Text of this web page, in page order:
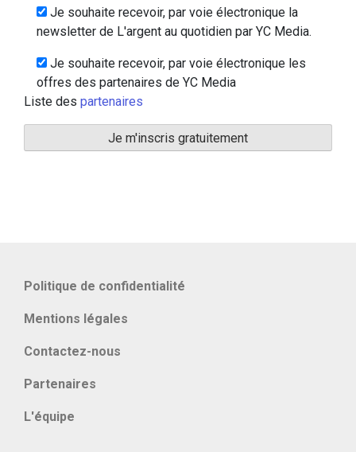
Je souhaite recevoir, par voie électronique la
newsletter de L'argent au quotidien par YC Media.
Je souhaite recevoir, par voie électronique les
offres des partenaires de YC Media
Liste des partenaires
Politique de confidentialité
Mentions légales
Contactez-nous
Partenaires
L'équipe